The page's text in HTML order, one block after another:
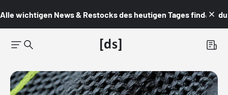
Alle wichtigen News & Restocks des heutigen Tages findest du